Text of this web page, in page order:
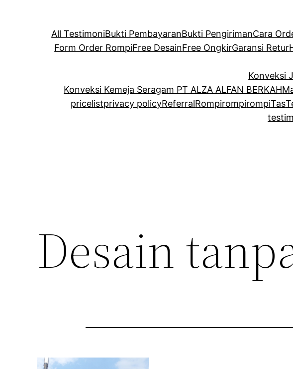
All TestimoniBukti PembayaranBukti PengirimanCara
Form Order RompiFree DesainFree OngkirGaransi Retur
Konveksi
Konveksi Kemeja Seragam PT ALZA ALFAN BERKAH
pricelistprivacy policyReferralRompirompirompiTas
Desain